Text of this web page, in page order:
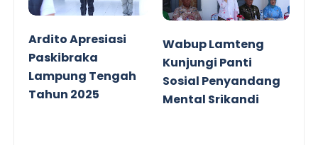
Ardito Apresiasi
Paskibraka
Lampung Tengah
Tahun 2025
Wabup Lamteng
Kunjungi Panti
Sosial Penyandang
Mental Srikandi